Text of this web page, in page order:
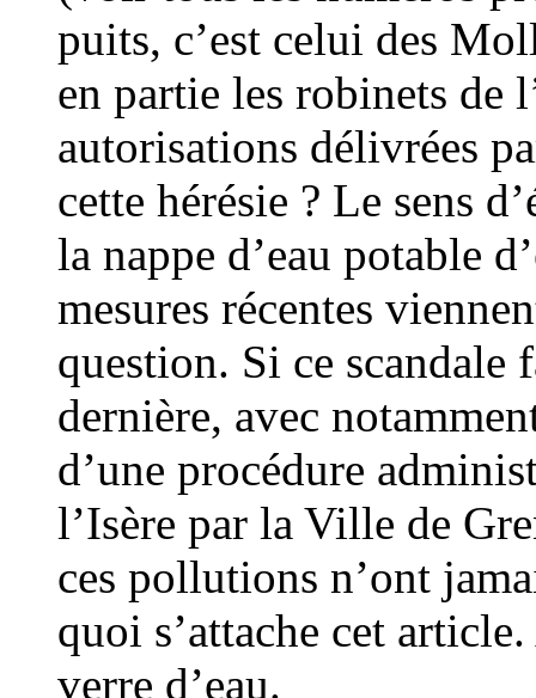
puits, c’est celui des
en partie les robinets de
autorisations délivrées
cette hérésie ? Le sens
la nappe d’eau potable
mesures récentes
question. Si ce scandale
dernière, avec
d’une procédure
l’Isère par la Ville de
ces pollutions n’ont
quoi s’attache cet
verre d’eau.